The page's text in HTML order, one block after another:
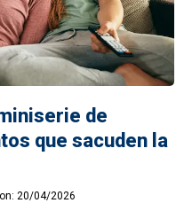
de
que sacuden la
20/04/2026